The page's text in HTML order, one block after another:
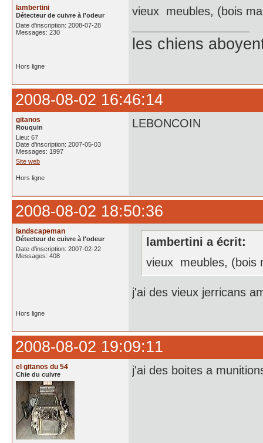
lambertini
Détecteur de cuivre à l'odeur
Date d'inscription: 2008-07-28
Messages: 230
vieux meubles, (bois
les chiens
Hors ligne
2008-08-02 16:46:14
gitanos
Rouquin
Lieu: 67
Date d'inscription: 2007-05-03
Messages: 1997
Site web
LEBONCOIN
Hors ligne
2008-08-02 18:50:36
landscapeman
Détecteur de cuivre à l'odeur
Date d'inscription: 2007-02-22
Messages: 408
lambertini a écrit:
vieux meubles, (bois
j'ai des vieux jerricans
Hors ligne
2008-08-02 19:09:11
el gitanos du 54
Chie du cuivre j'ai des boites a